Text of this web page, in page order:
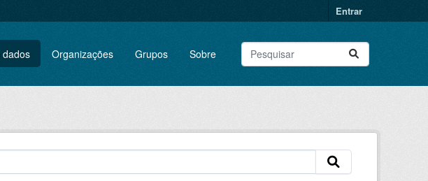
Entrar
dados Organizações Grupos Sobre